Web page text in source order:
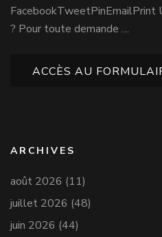
FacebookTweetPinEmailPrint
? Pour toute demande …
ACCÈS AU
ARCHIVES
août 2026 (11)
juillet 2026 (48)
juin 2026 (44)